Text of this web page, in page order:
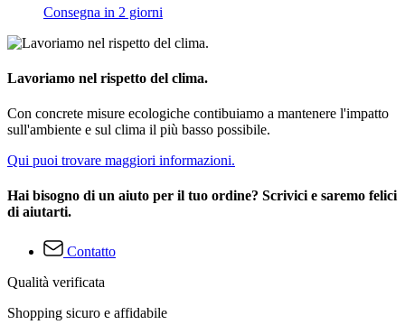
Consegna in 2 giorni
Lavoriamo nel rispetto del clima.
Con concrete misure ecologiche contibuiamo a mantenere l'impatto
sull'ambiente e sul clima il più basso possibile.
Qui puoi trovare maggiori informazioni.
Hai bisogno di un aiuto per il tuo ordine? Scrivici e saremo felici
di aiutarti.
Contatto
Qualità verificata
Shopping sicuro e affidabile